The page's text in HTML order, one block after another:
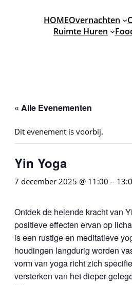
HOMEOvernachten
Ruimte Huren
« Alle Evenementen
Dit evenement is voorbij.
Yin Yoga
7 december 2025 @ 11:00 –
Ontdek de helende kracht van
positieve effecten ervan op
is een rustige en meditatieve
houdingen langdurig worden
vorm van yoga richt zich
versterken van het dieper